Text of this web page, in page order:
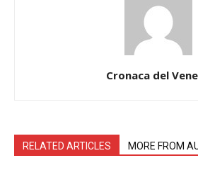
Cronaca del
RELATED ARTICLES MORE FROM